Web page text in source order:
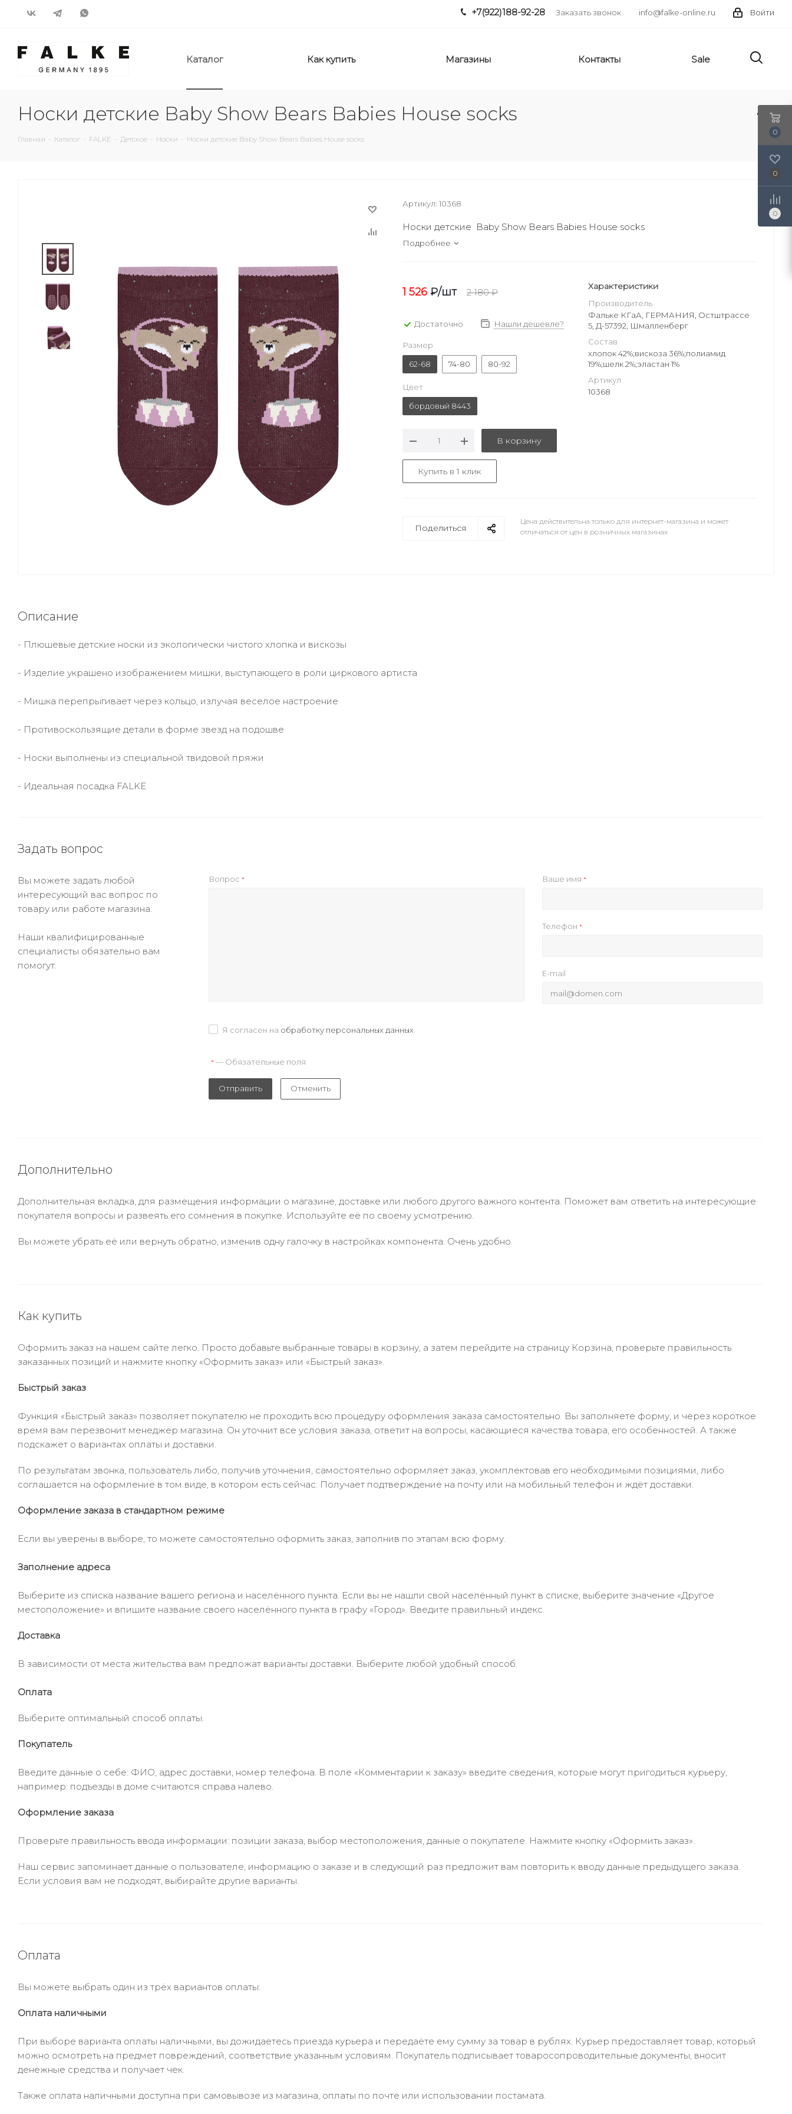
Войти
info@falke-online.ru
+7(922)188-92-28 Заказать звонок
Каталог Как купить Магазины Контакты Sale
Носки детские Baby Show Bears Babies House socks
Главная - Каталог - FALKE - Детское - Носки - Носки детские Baby Show Bears Babies House socks
Артикул: 10368
Носки детские Baby Show Bears Babies House socks
Подробнее
1 526 ₽/шт 2 180₽
Достаточно Нашли дешевле?
Размер
62-68
74-80 80-92
Цвет
бордовый 8443
В корзину
Купить в 1 клик
Характеристики
Производитель
Фальке КГаА, ГЕРМАНИЯ, Остштрассе
5, Д-57392, Шмалленберг
Состав
хлопок 42%;вискоза 36%;полиамид
19%;шелк 2%;эластан 1%
Артикул
10368
Поделиться
Цена действительна только для интернет-магазина и может
отличаться от цен в розничных магазинах
Описание
- Плюшевые детские носки из экологически чистого хлопка и вискозы
- Изделие украшено изображением мишки, выступающего в роли циркового артиста
- Мишка перепрыгивает через кольцо, излучая веселое настроение
- Противоскользящие детали в форме звезд на подошве
- Носки выполнены из специальной твидовой пряжи
- Идеальная посадка FALKE
Задать вопрос
Вы можете задать любой
интересующий вас вопрос по
товару или работе магазина.
Наши квалифицированные
специалисты обязательно вам
помогут.
Вопрос * Ваше имя *
Телефон *
E-mail
Я согласен на обработку персональных данных
*— Обязательные поля
Отправить Отменить
Дополнительно
Дополнительная вкладка, для размещения информации о магазине, доставке или любого другого важного контента. Поможет вам ответить на интересующие
покупателя вопросы и развеять его сомнения в покупке. Используйте её по своему усмотрению.
Вы можете убрать её или вернуть обратно, изменив одну галочку в настройках компонента. Очень удобно.
Как купить
Оформить заказ на нашем сайте легко. Просто добавьте выбранные товары в корзину, а затем перейдите на страницу Корзина, проверьте правильность
заказанных позиций и нажмите кнопку «Оформить заказ» или «Быстрый заказ».
Быстрый заказ
Функция «Быстрый заказ» позволяет покупателю не проходить всю процедуру оформления заказа самостоятельно. Вы заполняете форму, и через короткое
время вам перезвонит менеджер магазина. Он уточнит все условия заказа, ответит на вопросы, касающиеся качества товара, его особенностей. А также
подскажет о вариантах оплаты и доставки.
По результатам звонка, пользователь либо, получив уточнения, самостоятельно оформляет заказ, укомплектовав его необходимыми позициями, либо
соглашается на оформление в том виде, в котором есть сейчас. Получает подтверждение на почту или на мобильный телефон и ждёт доставки.
Оформление заказа в стандартном режиме
Если вы уверены в выборе, то можете самостоятельно оформить заказ, заполнив по этапам всю форму.
Заполнение адреса
Выберите из списка название вашего региона и населённого пункта. Если вы не нашли свой населённый пункт в списке, выберите значение «Другое
местоположение» и впишите название своего населённого пункта в графу «Город». Введите правильный индекс.
Доставка
В зависимости от места жительства вам предложат варианты доставки. Выберите любой удобный способ.
Оплата
Выберите оптимальный способ оплаты.
Покупатель
Введите данные о себе: ФИО, адрес доставки, номер телефона. В поле «Комментарии к заказу» введите сведения, которые могут пригодиться курьеру,
например: подъезды в доме считаются справа налево.
Оформление заказа
Проверьте правильность ввода информации: позиции заказа, выбор местоположения, данные о покупателе. Нажмите кнопку «Оформить заказ».
Наш сервис запоминает данные о пользователе, информацию о заказе и в следующий раз предложит вам повторить к вводу данные предыдущего заказа.
Если условия вам не подходят, выбирайте другие варианты.
Оплата
Вы можете выбрать один из трёх вариантов оплаты:
Оплата наличными
При выборе варианта оплаты наличными, вы дожидаетесь приезда курьера и передаёте ему сумму за товар в рублях. Курьер предоставляет товар, который
можно осмотреть на предмет повреждений, соответствие указанным условиям. Покупатель подписывает товаросопроводительные документы, вносит
денежные средства и получает чек.
Также оплата наличными доступна при самовывозе из магазина, оплаты по почте или использовании постамата.
0
0
0